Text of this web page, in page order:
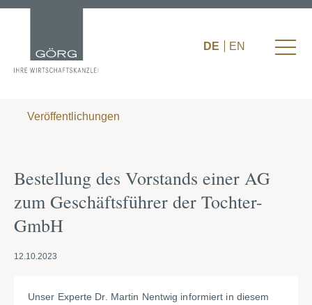
DE EN
Veröffentlichungen
Bestellung des Vorstands einer AG
zum Geschäftsführer der Tochter-
GmbH
12.10.2023
Unser Experte Dr. Martin Nentwig informiert in diesem